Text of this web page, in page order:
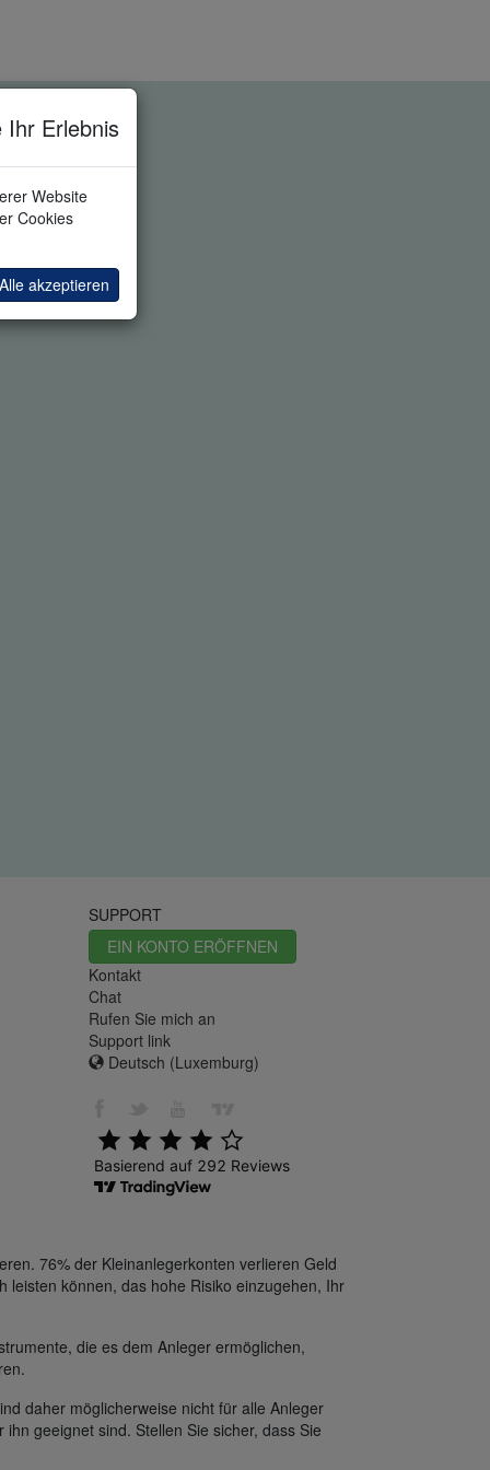
Ihr Erlebnis
Website
Cookies
Alle akzeptieren
SUPPORT
EIN KONTO ERÖFFNEN
Kontakt
Chat
Rufen Sie mich an
Support link
Deutsch (Luxemburg)
76% der Kleinanlegerkonten verlieren Geld
leisten können, das hohe Risiko einzugehen, Ihr
die es dem Anleger ermöglichen,
daher möglicherweise nicht für alle Anleger
geeignet sind. Stellen Sie sicher, dass Sie